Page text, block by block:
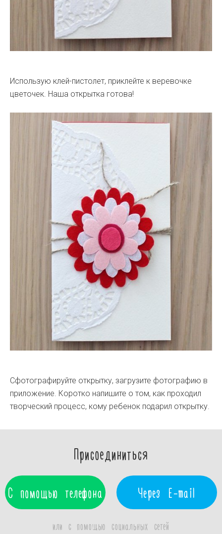
Использую клей-пистолет, приклейте к веревочке
цветочек. Наша открытка готова!
Сфотографируйте открытку, загрузите фотографию в
приложение. Коротко напишите о том, как проходил
творческий процесс, кому ребенок подарил открытку.
Присоединиться
С помощью телефона Через E-mail
или с помощью социальных сетей